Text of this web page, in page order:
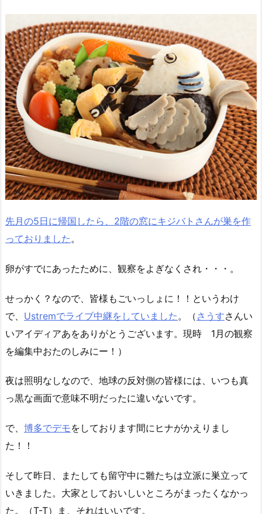
先月の5日に帰国したら、2階の窓にキジバトさんが巣を作
っておりました。
卵がすでにあったために、観察をよぎなくされ・・・。
せっかく？なので、皆様もごいっしょに！！というわけ
で、 Ustremでライブ中継をしていました 。（ さうすさんい
いアイディアあをありがとうございます。現時 1月の観察
を編集中おたのしみにー！）
夜は照明なしなので、地球の反対側の皆様には、いつも真
っ黒な画面で意味不明だったに違いないです。
で、 博多でデモをしております間にヒナがかえりまし
た！！
そして昨日、またしても留守中に雛たちは立派に巣立って
いきました。大家としておいしいところがまったくなかっ
た。（T-T）ま、それはいいです。